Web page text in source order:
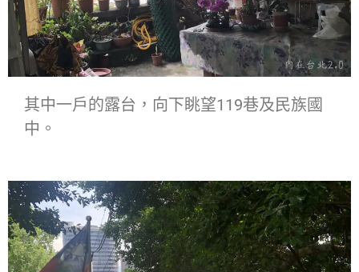
其中一戶的露台，向下眺望119巷及民族國
中。